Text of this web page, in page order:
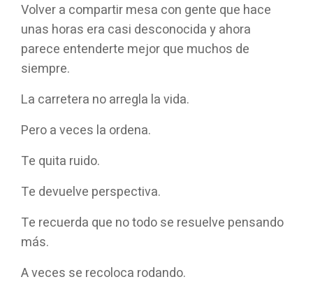
Volver a compartir mesa con gente que hace
unas horas era casi desconocida y ahora
parece entenderte mejor que muchos de
siempre.
La carretera no arregla la vida.
Pero a veces la ordena.
Te quita ruido.
Te devuelve perspectiva.
Te recuerda que no todo se resuelve pensando
más.
A veces se recoloca rodando.